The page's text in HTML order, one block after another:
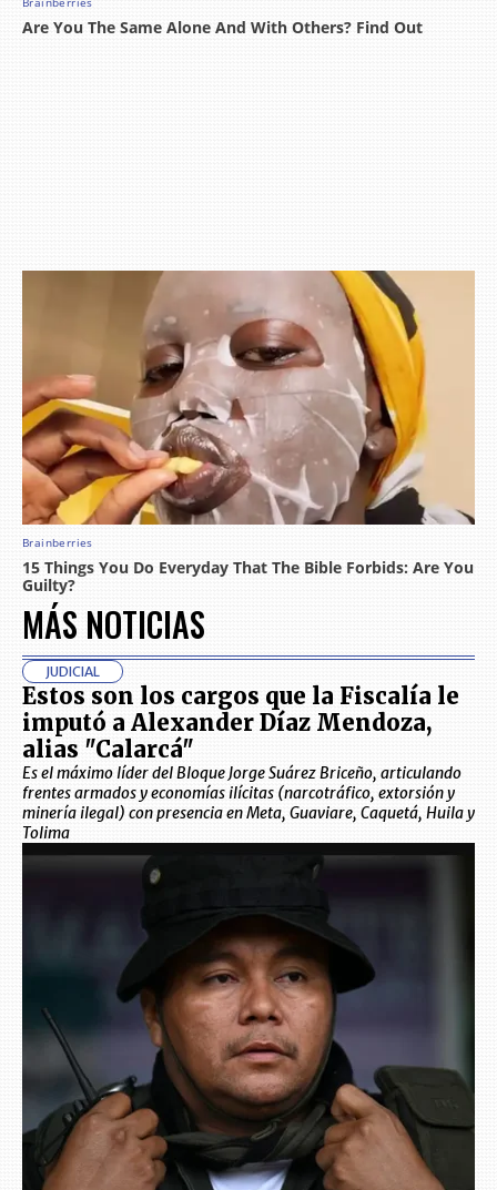
MÁS NOTICIAS
JUDICIAL
Estos son los cargos que la Fiscalía le
imputó a Alexander Díaz Mendoza,
alias "Calarcá"
Es el máximo líder del Bloque Jorge Suárez Briceño, articulando
frentes armados y economías ilícitas (narcotráfico, extorsión y
minería ilegal) con presencia en Meta, Guaviare, Caquetá, Huila y
Tolima